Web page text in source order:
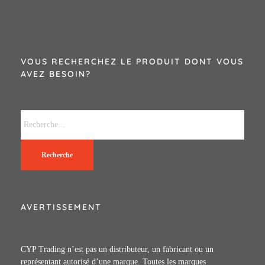
VOUS RECHERCHEZ LE PRODUIT DONT VOUS
AVEZ BESOIN?
Recherche
AVERTISSEMENT
CYP Trading n’est pas un distributeur, un fabricant ou un
représentant autorisé d’une marque. Toutes les marques